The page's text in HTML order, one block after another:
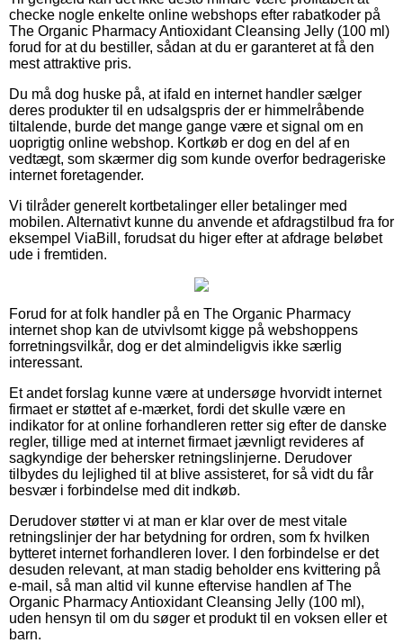
checke nogle enkelte online webshops efter rabatkoder på
The Organic Pharmacy Antioxidant Cleansing Jelly (100 ml)
forud for at du bestiller, sådan at du er garanteret at få den
mest attraktive pris.
Du må dog huske på, at ifald en internet handler sælger
deres produkter til en udsalgspris der er himmelråbende
tiltalende, burde det mange gange være et signal om en
uoprigtig online webshop. Kortkøb er dog en del af en
vedtægt, som skærmer dig som kunde overfor bedrageriske
internet foretagender.
Vi tilråder generelt kortbetalinger eller betalinger med
mobilen. Alternativt kunne du anvende et afdragstilbud fra for
eksempel ViaBill, forudsat du higer efter at afdrage beløbet
ude i fremtiden.
Forud for at folk handler på en The Organic Pharmacy
internet shop kan de utvivlsomt kigge på webshoppens
forretningsvilkår, dog er det almindeligvis ikke særlig
interessant.
Et andet forslag kunne være at undersøge hvorvidt internet
firmaet er støttet af e-mærket, fordi det skulle være en
indikator for at online forhandleren retter sig efter de danske
regler, tillige med at internet firmaet jævnligt revideres af
sagkyndige der behersker retningslinjerne. Derudover
tilbydes du lejlighed til at blive assisteret, for så vidt du får
besvær i forbindelse med dit indkøb.
Derudover støtter vi at man er klar over de mest vitale
retningslinjer der har betydning for ordren, som fx hvilken
bytteret internet forhandleren lover. I den forbindelse er det
desuden relevant, at man stadig beholder ens kvittering på
e-mail, så man altid vil kunne eftervise handlen af The
Organic Pharmacy Antioxidant Cleansing Jelly (100 ml),
uden hensyn til om du søger et produkt til en voksen eller et
barn.